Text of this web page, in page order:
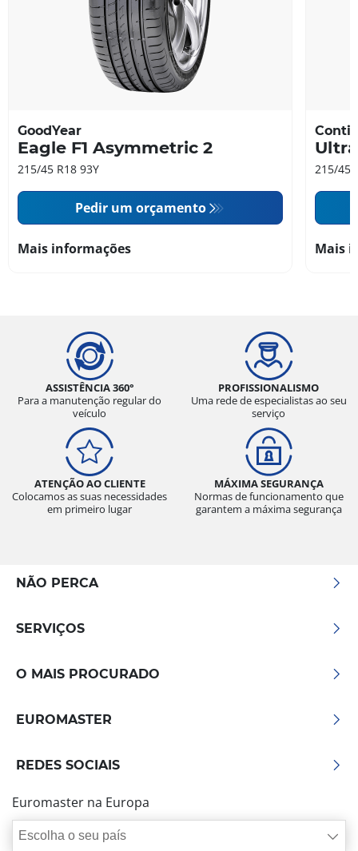
GoodYear
Eagle F1 Asymmetric 2
215/45 R18 93Y
Pedir um orçamento
Mais informações
215/45
Mais
ASSISTÊNCIA 360°
Para a manutenção regular do
veículo
PROFISSIONALISMO
Uma rede de especialistas ao seu
serviço
ATENÇÃO AO CLIENTE
Colocamos as suas necessidades
em primeiro lugar
MÁXIMA SEGURANÇA
Normas de funcionamento que
garantem a máxima segurança
NÃO PERCA
SERVIÇOS
O MAIS PROCURADO
EUROMASTER
REDES SOCIAIS
Euromaster na Europa
Escolha o seu país